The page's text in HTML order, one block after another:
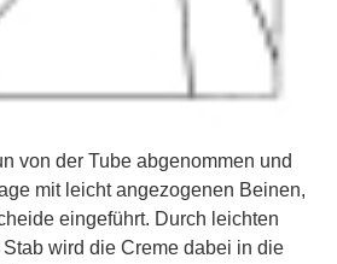
von der Tube abgenommen und
mit leicht angezogenen Beinen,
eingeführt. Durch leichten
wird die Creme dabei in die